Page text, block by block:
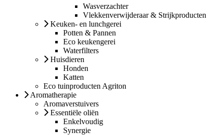
Wasverzachter
Vlekkenverwijderaar & Strijkproducten
Keuken- en lunchgerei
Potten & Pannen
Eco keukengerei
Waterfilters
Huisdieren
Honden
Katten
Eco tuinproducten Agriton
Aromatherapie
Aromaverstuivers
Essentiële oliën
Enkelvoudig
Synergie